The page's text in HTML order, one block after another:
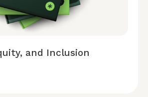
and Inclusion